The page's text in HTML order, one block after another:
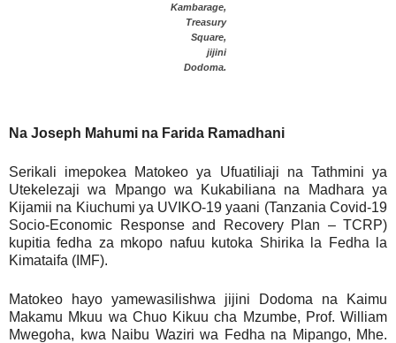
Kambarage,
Treasury
Square,
jijini
Dodoma.
Na Joseph Mahumi na Farida Ramadhani
Serikali imepokea Matokeo ya Ufuatiliaji na Tathmini ya
Utekelezaji wa Mpango wa Kukabiliana na Madhara ya
Kijamii na Kiuchumi ya UVIKO-19 yaani (Tanzania Covid-19
Socio-Economic Response and Recovery Plan – TCRP)
kupitia fedha za mkopo nafuu kutoka Shirika la Fedha la
Kimataifa (IMF).
Matokeo hayo yamewasilishwa jijini Dodoma na Kaimu
Makamu Mkuu wa Chuo Kikuu cha Mzumbe, Prof. William
Mwegoha, kwa Naibu Waziri wa Fedha na Mipango, Mhe.